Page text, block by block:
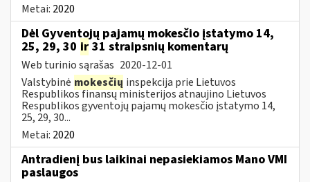
Metai: 2020
Dėl Gyventojų pajamų mokesčio įstatymo 14,
25, 29, 30 ir 31 straipsnių komentarų
Web turinio sąrašas 2020-12-01
Valstybinė mokesčių inspekcija prie Lietuvos
Respublikos finansų ministerijos atnaujino Lietuvos
Respublikos gyventojų pajamų mokesčio įstatymo 14,
25, 29, 30...
Metai: 2020
Antradienį bus laikinai nepasiekiamos Mano VMI
paslaugos